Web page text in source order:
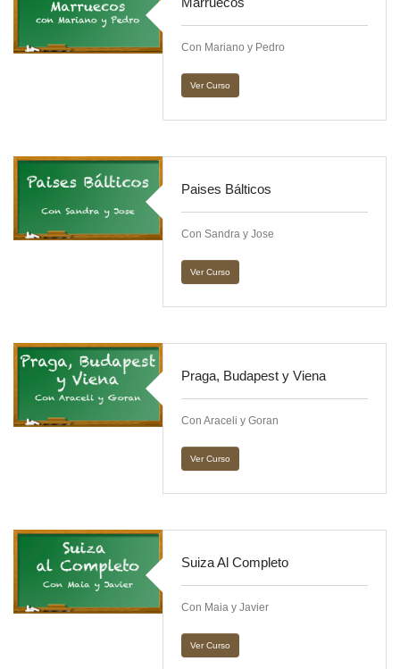
Con Mariano y Pedro
Ver Curso
Paises Bálticos
Con Sandra y Jose
Ver Curso
Praga, Budapest y Viena
Con Araceli y Goran
Ver Curso
Suiza Al Completo
Con Maia y Javier
Ver Curso